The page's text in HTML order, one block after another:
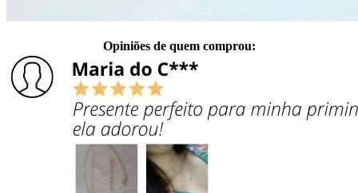
Opiniões de quem comprou: